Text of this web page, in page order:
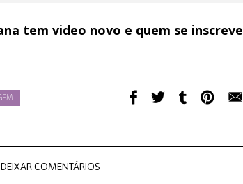
tem video novo e quem se inscreve
DEIXAR COMENTÁRIOS